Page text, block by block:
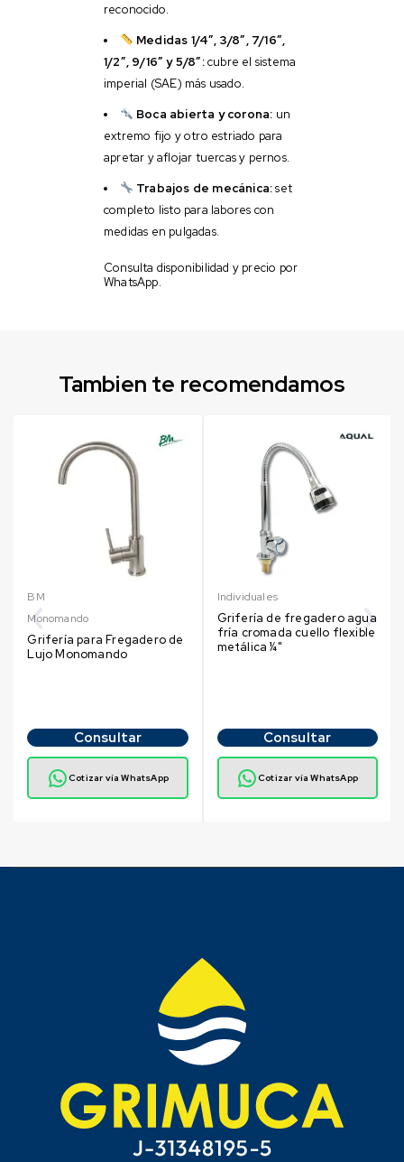
reconocido.
Medidas 1/4″, 3/8″, 7/16″,
1/2″, 9/16″ y 5/8″:cubre el sistema
imperial (SAE) más usado.
Boca abierta y corona: un
extremo fijo y otro estriado para
apretar y aflojar tuercas y pernos.
Trabajos de mecánica:set
completo listo para labores con
medidas en pulgadas.
Consulta disponibilidad y precio por
WhatsApp.
Tambien te recomendamos
BM
Monomando
Grifería para Fregadero de
Lujo Monomando
Consultar
Cotizar vía WhatsApp
Individuales
Grifería de fregadero agua
fría cromada cuello flexible
metálica ¼"
Consultar
Cotizar vía WhatsApp